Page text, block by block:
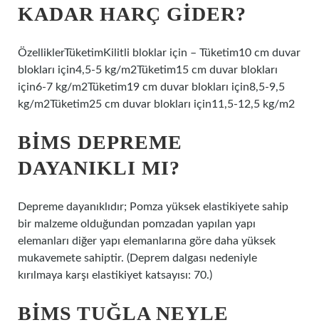
KADAR HARÇ GIDER?
ÖzelliklerTüketimKilitli bloklar için – Tüketim10 cm duvar
blokları için4,5-5 kg/m2Tüketim15 cm duvar blokları
için6-7 kg/m2Tüketim19 cm duvar blokları için8,5-9,5
kg/m2Tüketim25 cm duvar blokları için11,5-12,5 kg/m2
BIMS DEPREME
DAYANIKLI MI?
Depreme dayanıklıdır; Pomza yüksek elastikiyete sahip
bir malzeme olduğundan pomzadan yapılan yapı
elemanları diğer yapı elemanlarına göre daha yüksek
mukavemete sahiptir. (Deprem dalgası nedeniyle
kırılmaya karşı elastikiyet katsayısı: 70.)
BIMS TUĞLA NEYLE